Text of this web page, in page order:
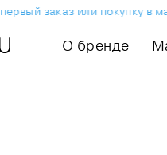
заказ или покупку в
О бренде